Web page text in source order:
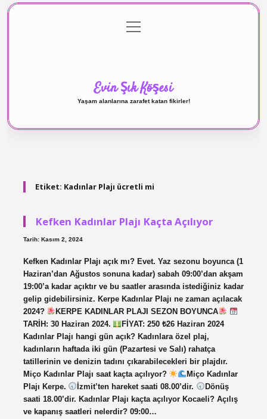
Gizlilik Politikası
menüyü
aç
Evin Şık Köşesi
Yaşam alanlarına zarafet katan fikirler!
Etiket: Kadınlar Plajı ücretli mi
Kefken Kadınlar Plajı Kaçta Açılıyor
Tarih: Kasım 2, 2024
Kefken Kadınlar Plajı açık mı? Evet. Yaz sezonu boyunca (1
Haziran’dan Ağustos sonuna kadar) sabah 09:00’dan akşam
19:00’a kadar açıktır ve bu saatler arasında istediğiniz kadar
gelip gidebilirsiniz. Kerpe Kadınlar Plajı ne zaman açılacak
2024?
KERPE KADINLAR PLAJI SEZON BOYUNCA
TARİH: 30 Haziran 2024.
FİYAT: 250 ₺26 Haziran 2024
Kadınlar Plajı hangi gün açık? Kadınlara özel plaj,
kadınların haftada iki gün (Pazartesi ve Salı) rahatça
tatillerinin ve denizin tadını çıkarabilecekleri bir plajdır.
Miço Kadınlar Plajı saat kaçta açılıyor?
Miço Kadınlar
Plajı Kerpe.
İzmit’ten hareket saati 08.00’dir.
Dönüş
saati 18.00’dir. Kadınlar Plajı kaçta açılıyor Kocaeli? Açılış
ve kapanış saatleri nelerdir? 09:00…